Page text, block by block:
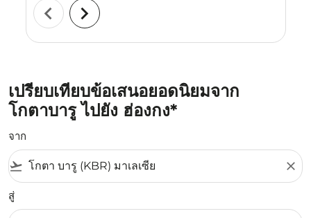
chevron_left chevron_right
เปรียบเทียบข้อเสนอยอดนิยมจาก
โกตาบารู ไปยัง ฮ่องกง*
จาก
flight_takeoff close
สู่